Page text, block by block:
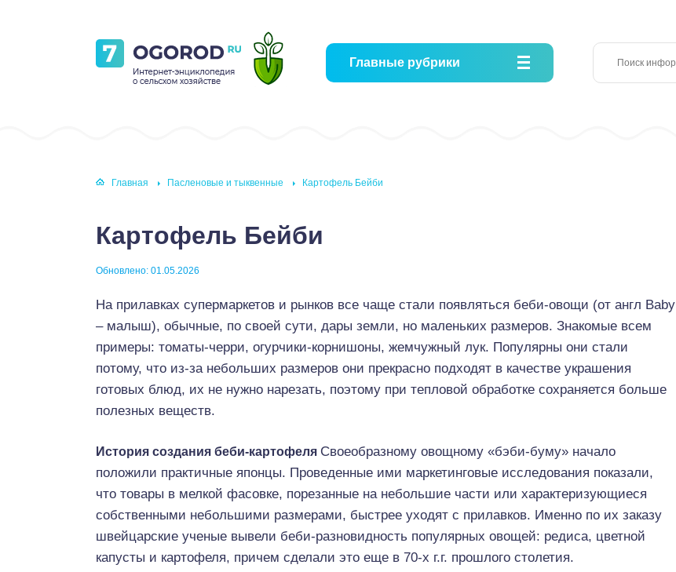
Главные рубрики
Главная Пасленовые и тыквенные Картофель Бейби
Картофель Бейби
Обновлено: 01.05.2026
На прилавках супермаркетов и рынков все чаще стали появляться беби-овощи (от англ Baby
– малыш), обычные, по своей сути, дары земли, но маленьких размеров. Знакомые всем
примеры: томаты-черри, огурчики-корнишоны, жемчужный лук. Популярны они стали
потому, что из-за небольших размеров они прекрасно подходят в качестве украшения
готовых блюд, их не нужно нарезать, поэтому при тепловой обработке сохраняется больше
полезных веществ.
История создания беби-картофеля Своеобразному овощному «бэби-буму» начало
положили практичные японцы. Проведенные ими маркетинговые исследования показали,
что товары в мелкой фасовке, порезанные на небольшие части или характеризующиеся
собственными небольшими размерами, быстрее уходят с прилавков. Именно по их заказу
швейцарские ученые вывели беби-разновидность популярных овощей: редиса, цветной
капусты и картофеля, причем сделали это еще в 70-х г.г. прошлого столетия.